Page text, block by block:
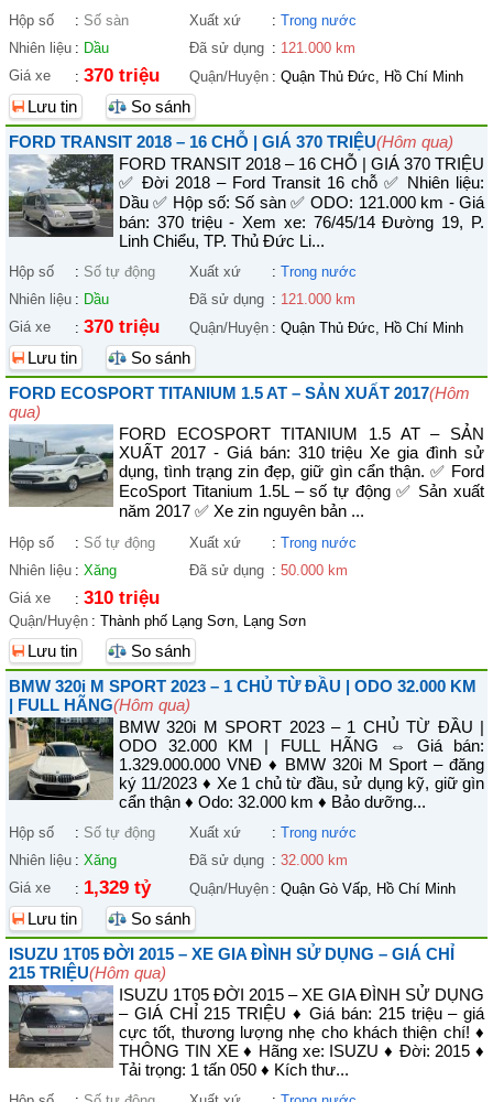
Hộp số : Số sàn Xuất xứ : Trong nước
Nhiên liệu : Dầu Đã sử dụng : 121.000 km
Giá xe
: 370 triệu Quận/Huyện : Quận Thủ Đức, Hồ Chí Minh
Lưu tin
So sánh
FORD TRANSIT 2018 – 16 CHỖ | GIÁ 370 TRIỆU(Hôm qua)
FORD TRANSIT 2018 – 16 CHỖ | GIÁ 370 TRIỆU
✅ Đời 2018 – Ford Transit 16 chỗ ✅ Nhiên liệu:
Dầu ✅ Hộp số: Số sàn ✅ ODO: 121.000 km - Giá
bán: 370 triệu - Xem xe: 76/45/14 Đường 19, P.
Linh Chiểu, TP. Thủ Đức Li...
Hộp số : Số tự động Xuất xứ : Trong nước
Nhiên liệu : Dầu Đã sử dụng : 121.000 km
Giá xe
: 370 triệu Quận/Huyện : Quận Thủ Đức, Hồ Chí Minh
Lưu tin
So sánh
FORD ECOSPORT TITANIUM 1.5 AT – SẢN XUẤT 2017(Hôm
qua)
FORD ECOSPORT TITANIUM 1.5 AT – SẢN
XUẤT 2017 - Giá bán: 310 triệu Xe gia đình sử
dụng, tình trạng zin đẹp, giữ gìn cẩn thận. ✅ Ford
EcoSport Titanium 1.5L – số tự động ✅ Sản xuất
năm 2017 ✅ Xe zin nguyên bản ...
Hộp số : Số tự động Xuất xứ : Trong nước
Nhiên liệu : Xăng Đã sử dụng : 50.000 km
Giá xe
: 310 triệu
Quận/Huyện : Thành phố Lạng Sơn, Lạng Sơn
Lưu tin
So sánh
BMW 320i M SPORT 2023 – 1 CHỦ TỪ ĐẦU | ODO 32.000 KM
| FULL HÃNG(Hôm qua)
BMW 320i M SPORT 2023 – 1 CHỦ TỪ ĐẦU |
ODO 32.000 KM | FULL HÃNG ⇔ Giá bán:
1.329.000.000 VNĐ ♦ BMW 320i M Sport – đăng
ký 11/2023 ♦ Xe 1 chủ từ đầu, sử dụng kỹ, giữ gìn
cẩn thận ♦ Odo: 32.000 km ♦ Bảo dưỡng...
Hộp số : Số tự động Xuất xứ : Trong nước
Nhiên liệu : Xăng Đã sử dụng : 32.000 km
Giá xe
: 1,329 tỷ Quận/Huyện : Quận Gò Vấp, Hồ Chí Minh
Lưu tin
So sánh
ISUZU 1T05 ĐỜI 2015 – XE GIA ĐÌNH SỬ DỤNG – GIÁ CHỈ
215 TRIỆU(Hôm qua)
ISUZU 1T05 ĐỜI 2015 – XE GIA ĐÌNH SỬ DỤNG
– GIÁ CHỈ 215 TRIỆU ♦ Giá bán: 215 triệu – giá
cực tốt, thương lượng nhẹ cho khách thiện chí! ♦
THÔNG TIN XE ♦ Hãng xe: ISUZU ♦ Đời: 2015 ♦
Tải trọng: 1 tấn 050 ♦ Kích thư...